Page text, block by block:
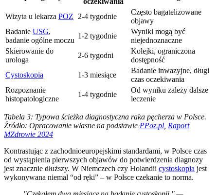
Wizyta u lekarza POZ 2-4 tygodnie
Często bagatelizowane
objawy
Badanie USG,
badanie ogólne moczu
1-2 tygodnie
Wyniki mogą być
niejednoznaczne
Skierowanie do
urologa
2-6 tygodni
Kolejki, ograniczona
dostępność
Cystoskopia
1-3 miesiące
Badanie inwazyjne, długi
czas oczekiwania
Rozpoznanie
histopatologiczne
1-4 tygodnie
Od wyniku zależy dalsze
leczenie
Tabela 3: Typowa ścieżka diagnostyczna raka pęcherza w Polsce.
Źródło: Opracowanie własne na podstawie PPoz.pl Raport
MZdrowie 2024
Kontrastując z zachodnioeuropejskimi standardami, w Polsce czas
od wystąpienia pierwszych objawów do potwierdzenia diagnozy
jest znacznie dłuższy. W Niemczech czy Holandii cystoskopia jest
wykonywana niemal “od ręki” – w Polsce czekanie to norma.